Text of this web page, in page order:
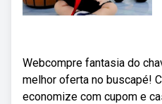
Webcompre fantasia do
melhor oferta no buscapé!
economize com cupom e